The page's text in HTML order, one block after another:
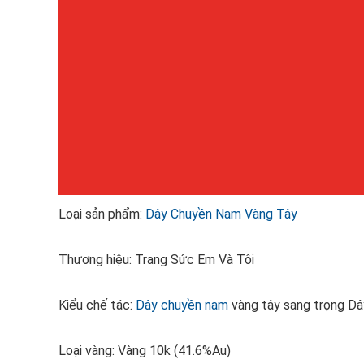
Loại sản phẩm: Dây Chuyền Nam Vàng Tây
Thương hiệu: Trang Sức Em Và Tôi
Kiểu chế tác: Dây chuyền nam vàng tây sang trọng
Loại vàng: Vàng 10k (41.6%Au)